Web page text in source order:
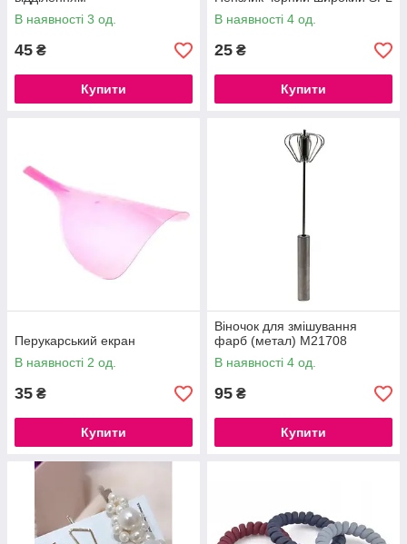
В наявності 3 од.
45 ₴
Купити
В наявності 4 од.
25 ₴
Купити
Перукарський екран
В наявності 2 од.
35 ₴
Купити
Віночок для змішування
фарб (метал) М21708
В наявності 4 од.
95 ₴
Купити